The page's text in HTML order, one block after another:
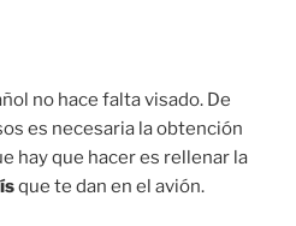
no hace falta visado. De
es necesaria la obtención
hay que hacer es rellenar la
que te dan en el avión.